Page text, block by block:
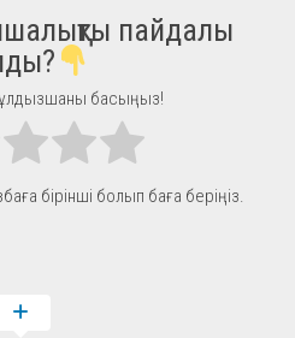
пайдалы
басыңыз!
бірінші болып баға беріңіз.